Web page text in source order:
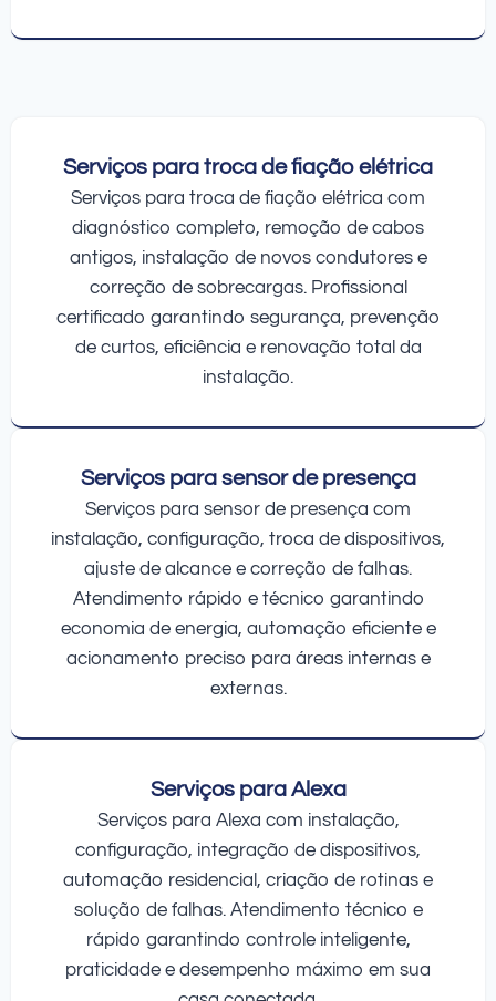
Serviços para troca de fiação elétrica
Serviços para troca de fiação elétrica com
diagnóstico completo, remoção de cabos
antigos, instalação de novos condutores e
correção de sobrecargas. Profissional
certificado garantindo segurança, prevenção
de curtos, eficiência e renovação total da
instalação.
Serviços para sensor de presença
Serviços para sensor de presença com
instalação, configuração, troca de dispositivos,
ajuste de alcance e correção de falhas.
Atendimento rápido e técnico garantindo
economia de energia, automação eficiente e
acionamento preciso para áreas internas e
externas.
Serviços para Alexa
Serviços para Alexa com instalação,
configuração, integração de dispositivos,
automação residencial, criação de rotinas e
solução de falhas. Atendimento técnico e
rápido garantindo controle inteligente,
praticidade e desempenho máximo em sua